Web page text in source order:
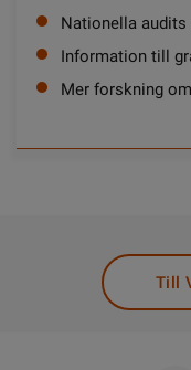
Nationella audits
Information till
Mer forskning
Till